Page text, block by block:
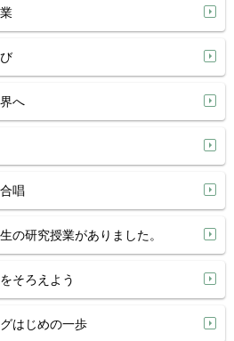
へ
唱
の研究授業がありました。
そろえよう
はじめの一歩